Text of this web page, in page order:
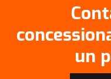
un